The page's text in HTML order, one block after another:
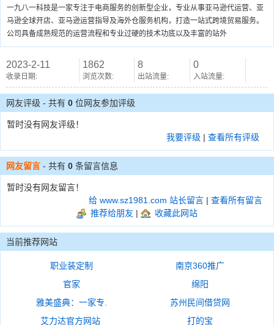
一九八一科技是一家专注于电商服务的创新型企业，专业从事亚马逊代运营、亚
马逊全球开店、亚马逊运营指导及海外仓服务机构，打造一站式跨境贸易服务。
公司具备成熟规范的运营流程和专业过硬的技术功底以及丰富的站外
2023-2-11
收录日期:
1862
浏览次数:
8
出站流量:
0
入站流量:
网友评级 - 共有 0 位网友参加评级
暂时没有网友评级！
我要评级 | 查看所有评级
网友留言 - 共有 0 条留言信息
暂时没有网友留言！
给 www.sz1981.com 站长留言 | 查看所有留言
推荐给朋友 | 收藏此网站
当前推荐网站
职业装定制
南京360推广
官家
绵阳
雅美盛典：一家专.
苏州民间借贷网
艾力达官方网站
打的宝